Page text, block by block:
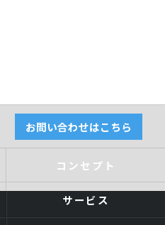
お問い合わせはこちら
コンセプト
サービス